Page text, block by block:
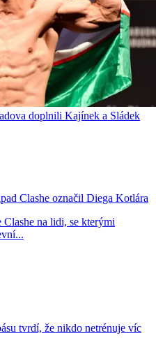
doplnili Kajínek a Sládek
Clashe označil Diega Kotlára
na lidi, se kterými
tvrdí, že nikdo netrénuje víc